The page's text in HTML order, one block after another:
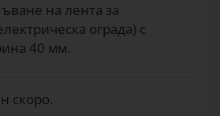
на лента за
ограда) с
40 мм.
скоро.